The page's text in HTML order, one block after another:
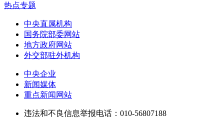
热点专题
中央直属机构
国务院部委网站
地方政府网站
外交部驻外机构
中央企业
新闻媒体
重点新闻网站
违法和不良信息举报电话：010-56807188